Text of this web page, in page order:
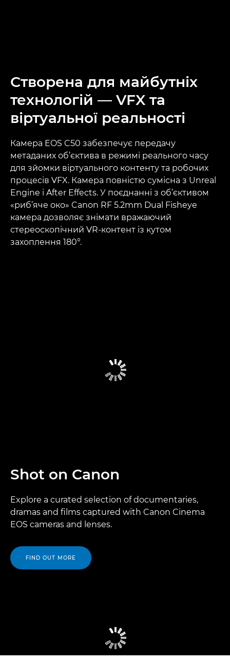
Створена для майбутніх
технологій — VFX та
віртуальної реальності
Камера EOS C50 забезпечує передачу
метаданих об’єктива в режимі реального часу
для зйомки віртуального контенту та робочих
процесів VFX. Камера повністю сумісна з Unreal
Engine і After Effects. У поєднанні з об’єктивом
«риб’яче око» Canon RF 5.2mm Dual Fisheye
камера дозволяє знімати вражаючий
стереоскопічний VR-контент із кутом
захоплення 180°.
Shot on Canon
Explore a curated selection of documentaries,
dramas and films captured with Canon Cinema
EOS cameras and lenses.
FIND OUT MORE